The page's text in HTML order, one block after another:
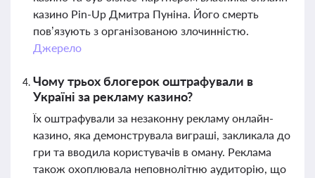
казино Pin-Up Дмитра Пуніна. Його смерть
пов’язують з організованою злочинністю.
Джерело
Чому трьох блогерок оштрафували в
Україні за рекламу казино?
Їх оштрафували за незаконну рекламу онлайн-
казино, яка демонструвала виграші, закликала до
гри та вводила користувачів в оману. Реклама
також охоплювала неповнолітню аудиторію, що